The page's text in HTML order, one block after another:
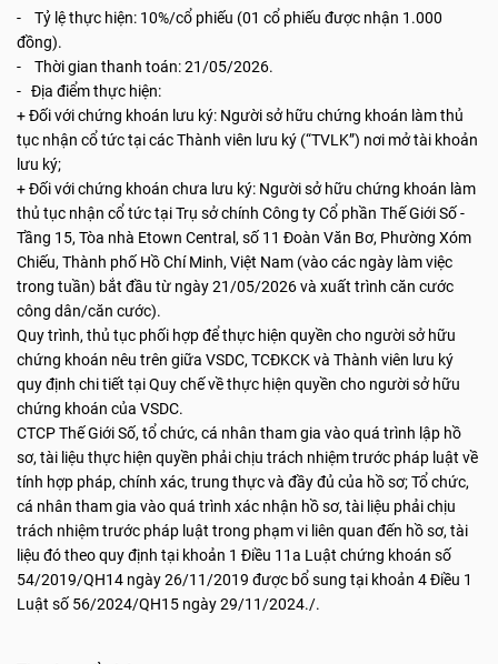
- Tỷ lệ thực hiện: 10%/cổ phiếu (01 cổ phiếu được nhận 1.000
đồng).
- Thời gian thanh toán: 21/05/2026.
- Địa điểm thực hiện:
+ Đối với chứng khoán lưu ký: Người sở hữu chứng khoán làm thủ
tục nhận cổ tức tại các Thành viên lưu ký (“TVLK”) nơi mở tài khoản
lưu ký;
+ Đối với chứng khoán chưa lưu ký: Người sở hữu chứng khoán làm
thủ tục nhận cổ tức tại Trụ sở chính Công ty Cổ phần Thế Giới Số -
Tầng 15, Tòa nhà Etown Central, số 11 Đoàn Văn Bơ, Phường Xóm
Chiếu, Thành phố Hồ Chí Minh, Việt Nam (vào các ngày làm việc
trong tuần) bắt đầu từ ngày 21/05/2026 và xuất trình căn cước
công dân/căn cước).
Quy trình, thủ tục phối hợp để thực hiện quyền cho người sở hữu
chứng khoán nêu trên giữa VSDC, TCĐKCK và Thành viên lưu ký
quy định chi tiết tại Quy chế về thực hiện quyền cho người sở hữu
chứng khoán của VSDC.
CTCP Thế Giới Số, tổ chức, cá nhân tham gia vào quá trình lập hồ
sơ, tài liệu thực hiện quyền phải chịu trách nhiệm trước pháp luật về
tính hợp pháp, chính xác, trung thực và đầy đủ của hồ sơ; Tổ chức,
cá nhân tham gia vào quá trình xác nhận hồ sơ, tài liệu phải chịu
trách nhiệm trước pháp luật trong phạm vi liên quan đến hồ sơ, tài
liệu đó theo quy định tại khoản 1 Điều 11a Luật chứng khoán số
54/2019/QH14 ngày 26/11/2019 được bổ sung tại khoản 4 Điều 1
Luật số 56/2024/QH15 ngày 29/11/2024./.